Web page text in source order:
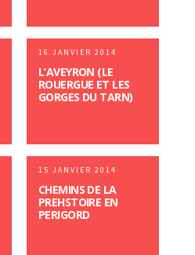
16 JANVIER 2014
L’AVEYRON (LE
ROUERGUE ET LES
GORGES DU TARN)
15 JANVIER 2014
CHEMINS DE LA
PREHSTOIRE EN
PERIGORD